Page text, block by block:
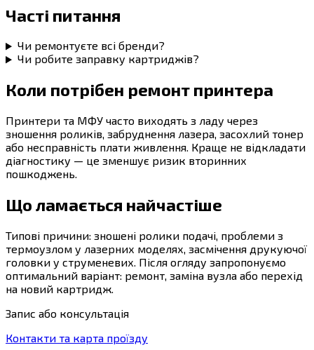
Часті питання
Чи ремонтуєте всі бренди?
Чи робите заправку картриджів?
Коли потрібен ремонт принтера
Принтери та МФУ часто виходять з ладу через
зношення роликів, забруднення лазера, засохлий тонер
або несправність плати живлення. Краще не відкладати
діагностику — це зменшує ризик вторинних
пошкоджень.
Що ламається найчастіше
Типові причини: зношені ролики подачі, проблеми з
термоузлом у лазерних моделях, засмічення друкуючої
головки у струменевих. Після огляду запропонуємо
оптимальний варіант: ремонт, заміна вузла або перехід
на новий картридж.
Запис або консультація
Контакти та карта проїзду